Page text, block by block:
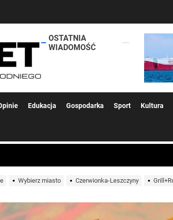
lokalsi.net
OSTATNIA
WIADOMOŚĆ
Edukacja Gospodarka Sport Kultura
do spożycia!!!
Wybierz miasto Czerwionka-Leszczyny